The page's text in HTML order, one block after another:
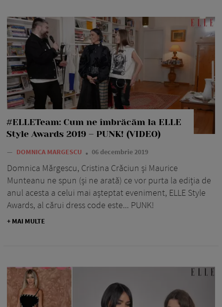
#ELLETeam: Cum ne îmbrăcăm la ELLE
Style Awards 2019 – PUNK! (VIDEO)
— DOMNICA MARGESCU 06 decembrie 2019
Domnica Mărgescu, Cristina Crăciun și Maurice
Munteanu ne spun (și ne arată) ce vor purta la ediția de
anul acesta a celui mai așteptat eveniment, ELLE Style
Awards, al cărui dress code este... PUNK!
+ MAI MULTE